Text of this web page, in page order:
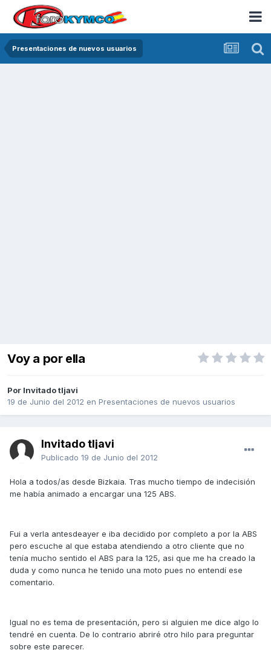
Presentaciones de nuevos usuarios
Voy a por ella
Por Invitado tljavi
19 de Junio del 2012 en Presentaciones de nuevos usuarios
Invitado tljavi
Publicado 19 de Junio del 2012
Hola a todos/as desde Bizkaia. Tras mucho tiempo de indecisión
me había animado a encargar una 125 ABS.
Fui a verla antesdeayer e iba decidido por completo a por la ABS
pero escuche al que estaba atendiendo a otro cliente que no
tenía mucho sentido el ABS para la 125, asi que me ha creado la
duda y como nunca he tenido una moto pues no entendí ese
comentario.
Igual no es tema de presentación, pero si alguien me dice algo lo
tendré en cuenta. De lo contrario abriré otro hilo para preguntar
sobre este parecer.